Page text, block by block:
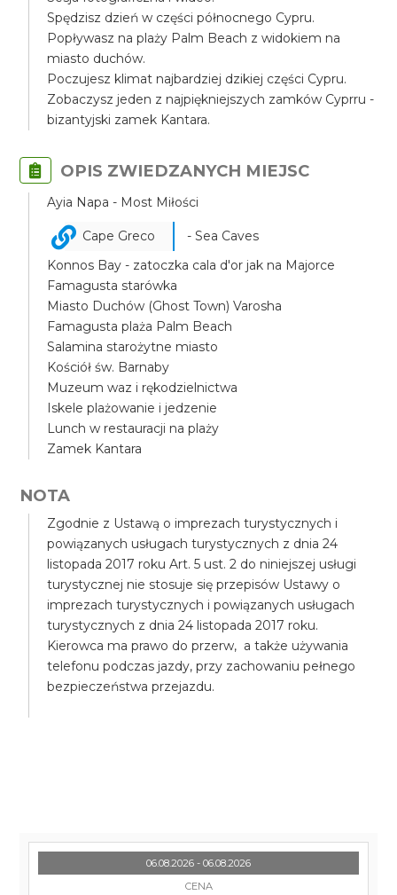
Spędzisz dzień w części północnego Cypru.
Popływasz na plaży Palm Beach z widokiem na
miasto duchów.
Poczujesz klimat najbardziej dzikiej części Cypru.
Zobaczysz jeden z najpiękniejszych zamków Cyprru -
bizantyjski zamek Kantara.
OPIS ZWIEDZANYCH MIEJSC
Ayia Napa - Most Miłości
Cape Greco
- Sea Caves
Konnos Bay - zatoczka cala d'or jak na Majorce
Famagusta starówka
Miasto Duchów (Ghost Town) Varosha
Famagusta plaża Palm Beach
Salamina starożytne miasto
Kościół św. Barnaby
Muzeum waz i rękodzielnictwa
Iskele plażowanie i jedzenie
Lunch w restauracji na plaży
Zamek Kantara
NOTA
Zgodnie z Ustawą o imprezach turystycznych i
powiązanych usługach turystycznych z dnia 24
listopada 2017 roku Art. 5 ust. 2 do niniejszej usługi
turystycznej nie stosuje się przepisów Ustawy o
imprezach turystycznych i powiązanych usługach
turystycznych z dnia 24 listopada 2017 roku.
Kierowca ma prawo do przerw, a także używania
telefonu podczas jazdy, przy zachowaniu pełnego
bezpieczeństwa przejazdu.
06.08.2026 - 06.08.2026
CENA